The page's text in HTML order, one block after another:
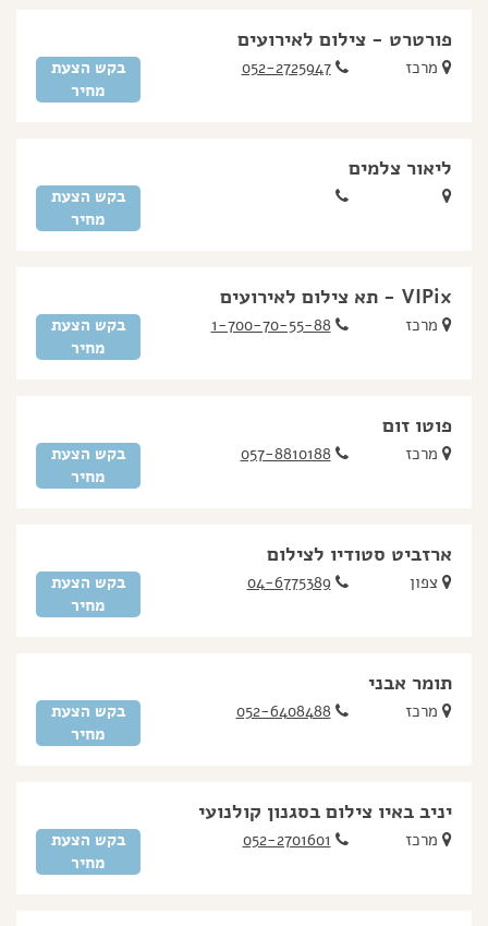
פורטרט - צילום לאירועים
מרכז 052-2725947
בקש הצעת
מחיר
ליאור צלמים
בקש הצעת
מחיר
VIPix - תא צילום לאירועים
מרכז 1-700-70-55-88
בקש הצעת
מחיר
פוטו זום
מרכז 057-8810188
בקש הצעת
מחיר
ארזביט סטודיו לצילום
צפון 04-6775389
בקש הצעת
מחיר
תומר אבני
מרכז 052-6408488
בקש הצעת
מחיר
יניב באיו צילום בסגנון קולנועי
מרכז 052-2701601
בקש הצעת
מחיר